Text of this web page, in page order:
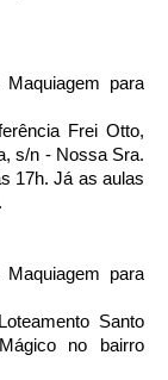
para
Frei Otto,
s/n - Nossa Sra.
17h. Já as aulas
para
Santo
no bairro